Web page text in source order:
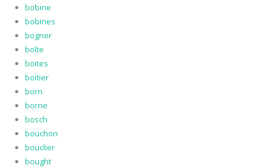
bobine
bobines
bogner
boîte
boites
boitier
born
borne
bosch
bouchon
bouclier
bought